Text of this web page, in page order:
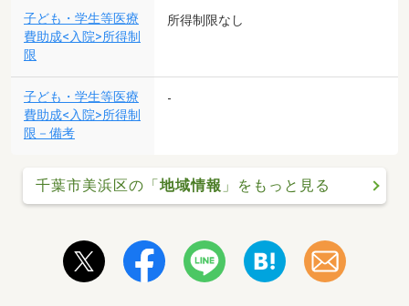
子ども・学生等医療
費助成<入院>所得制
限
所得制限なし
子ども・学生等医療
費助成<入院>所得制
限－備考
-
千葉市美浜区の「地域情報 」をもっと見る